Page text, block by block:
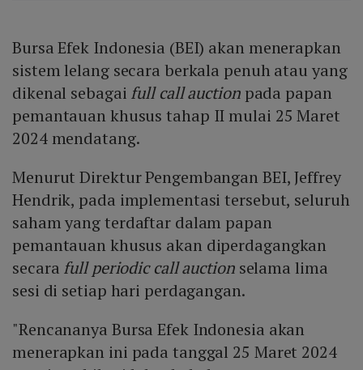
Bursa Efek Indonesia (BEI) akan menerapkan
sistem lelang secara berkala penuh atau yang
dikenal sebagai full call auctionpada papan
pemantauan khusus tahap II mulai 25 Maret
2024 mendatang.
Menurut Direktur Pengembangan BEI, Jeffrey
Hendrik, pada implementasi tersebut, seluruh
saham yang terdaftar dalam papan
pemantauan khusus akan diperdagangkan
secara full periodic call auctionselama lima
sesi di setiap hari perdagangan.
"Rencananya Bursa Efek Indonesia akan
menerapkan ini pada tanggal 25 Maret 2024